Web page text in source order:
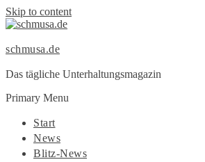
Skip to content
schmusa.de
Das tägliche Unterhaltungsmagazin
Primary Menu
Start
News
Blitz-News